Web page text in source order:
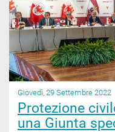
Giovedì, 29 Settembre 2022
Protezione
una Giunta